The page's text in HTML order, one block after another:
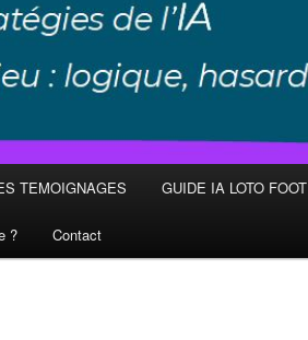
TEMOIGNAGES GUIDE IA LOTO FOOT
? Contact